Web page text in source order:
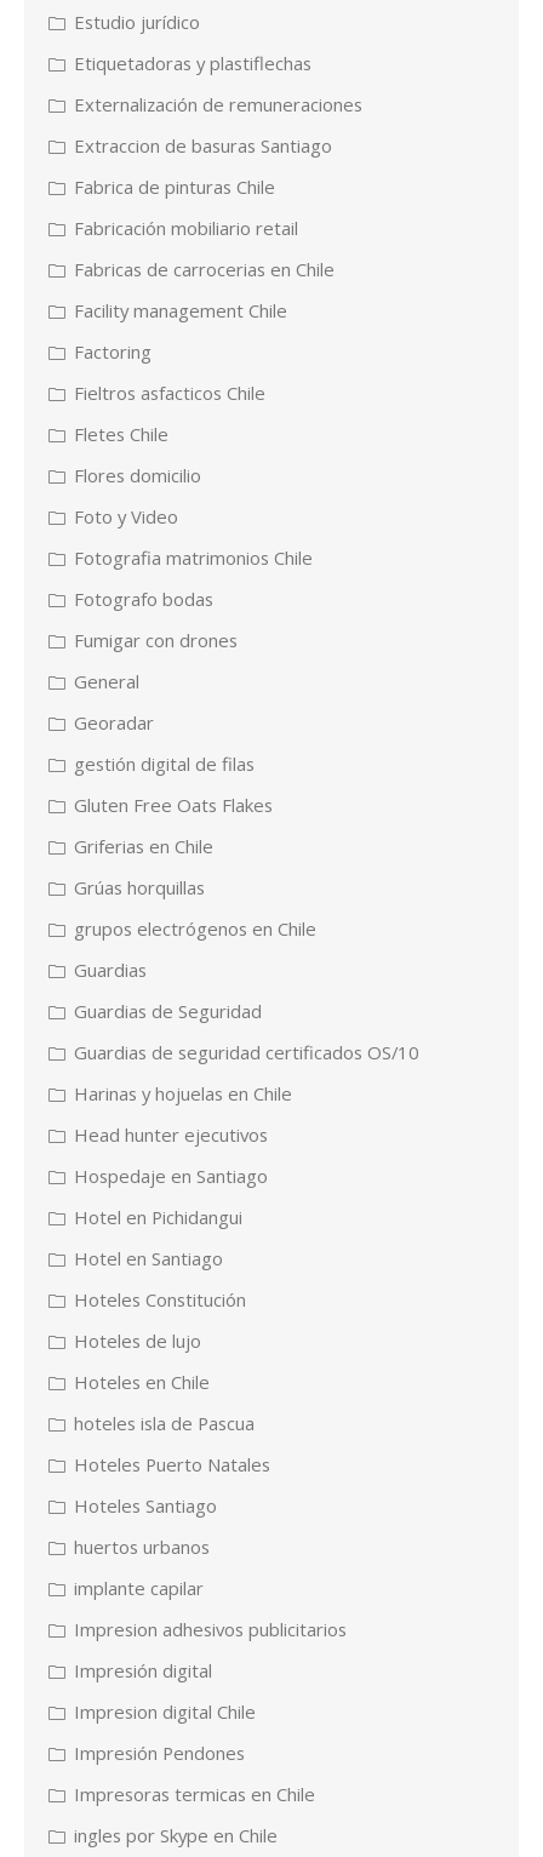
Estudio jurídico
Etiquetadoras y plastiflechas
Externalización de remuneraciones
Extraccion de basuras Santiago
Fabrica de pinturas Chile
Fabricación mobiliario retail
Fabricas de carrocerias en Chile
Facility management Chile
Factoring
Fieltros asfacticos Chile
Fletes Chile
Flores domicilio
Foto y Video
Fotografia matrimonios Chile
Fotografo bodas
Fumigar con drones
General
Georadar
gestión digital de filas
Gluten Free Oats Flakes
Griferias en Chile
Grúas horquillas
grupos electrógenos en Chile
Guardias
Guardias de Seguridad
Guardias de seguridad certificados OS/10
Harinas y hojuelas en Chile
Head hunter ejecutivos
Hospedaje en Santiago
Hotel en Pichidangui
Hotel en Santiago
Hoteles Constitución
Hoteles de lujo
Hoteles en Chile
hoteles isla de Pascua
Hoteles Puerto Natales
Hoteles Santiago
huertos urbanos
implante capilar
Impresion adhesivos publicitarios
Impresión digital
Impresion digital Chile
Impresión Pendones
Impresoras termicas en Chile
ingles por Skype en Chile